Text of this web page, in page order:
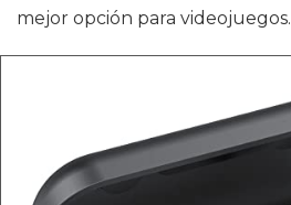
mejor opción para videojuegos.